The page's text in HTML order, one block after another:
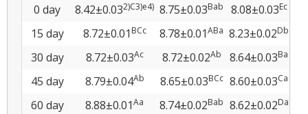
0 day
8.42±0.032)C3)e4) 8.75±0.03Bab 8.08±0.03Ec
15 day
8.72±0.01 BCc 8.78±0.01ABa 8.23±0.02Db
30 day
8.72±0.03Ac 8.72±0.02Ab 8.64±0.03Ba
45 day
8.79±0.04Ab 8.65±0.03BCc 8.60±0.03Ca
60 day
8.88±0.01Aa 8.74±0.02Bab 8.62±0.02Da